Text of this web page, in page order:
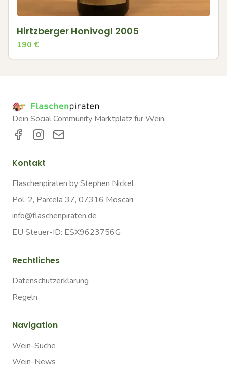
Hirtzberger Honivogl 2005
190 €
Dein Social Community Marktplatz für Wein.
Kontakt
Flaschenpiraten by Stephen Nickel
Pol. 2, Parcela 37, 07316 Moscari
info@flaschenpiraten.de
EU Steuer-ID: ESX9623756G
Rechtliches
Datenschutzerklärung
Regeln
Navigation
Wein-Suche
Wein-News